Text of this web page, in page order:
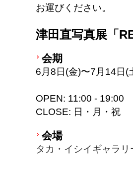
お運びください。
津田直写真展「
会期
6月8日(金)〜7月14日(
OPEN: 11:00 - 19:00
CLOSE: 日・月・祝
会場
タカ・イシイギャラ